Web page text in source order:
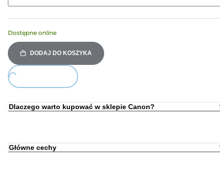
Dostępne online
DODAJ DO KOSZYKA
Loading...
Dlaczego warto kupować w sklepie Canon?
Główne cechy